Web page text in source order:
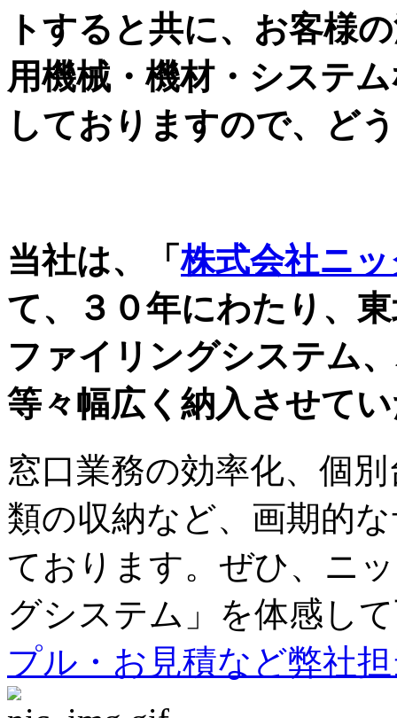
トすると共に、お客様
用機械・機材・システ
しておりますので、ど
当社は、「株式会社ニ
て、３０年にわたり、
ファイリングシステム
等々幅広く納入させて
窓口業務の効率化、個
類の収納など、画期的
ております。ぜひ、ニ
グシステム」を体感し
プル・お見積など弊社